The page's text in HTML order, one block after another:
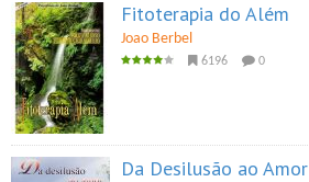
Fitoterapia do Além
Joao Berbel
6196 0
Da Desilusão ao Amor